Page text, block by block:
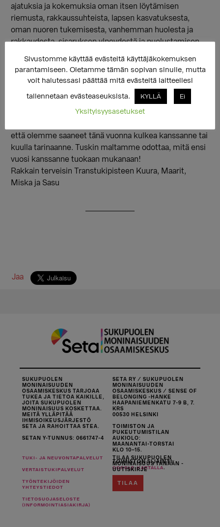
ajatuksia ja kokemuksia oman itsen löytämisen
riemusta, rakkaussuhteista, lapsen kasvatuksesta,
oman nuoren tukemisesta, vanhemman huolesta ja
rakkaudesta, sisaruksen ylpeydestä ja puolustamisen
ammattilaisen kanssa. Olette kuunnelleet ja kertoneet,
koskettaneet toinen toistenne sisimpiä, olleet
toisillenne turvana hädän hetkellä ja antaneet lohtua ja
toivoa ja löytäneet yhdessä uusia huikeita tapoja olla
että olemme saaneet tänä vuonna kulkea kanssanne tai
kuulla tarinaanne. Tuskin maltamme odottaa, mitä ensi
vuosi kanssanne tuokaan mukanaan!
Rakkain terveisin Transtukipisteen Kuura, Maarit,
Miska ja Sasu
Jaa
SUKUPUOLEN
MONINAISUUDEN
OSAAMISKESKUS TARJOAA
TUKEA JA TIETOA KAIKILLE,
JOITA SUKUPUOLEN
MONINAISUUS KOSKETTAA.
MEITÄ YLLÄPITÄÄ
IHMISOIKEUSJÄRJESTÖ
SETA JA RAHOITTAA STEA.
SETAN Y-TUNNUS: 0661747-4
SETA RY / SUKUPUOLEN
MONINAISUUDEN
OSAAMISKESKUS / SENSE OF
BELONGING -HANKE
HAAPANIEMENKATU 7-9 B, 7.
KRS
00530 HELSINKI
TOIMISTON JA
PUKEUTUMISTILAN
AUKIOLO:
MAANANTAI-TORSTAI
KLO 10–15.
TOIMISTON SIJAINTI
GOOGLE-KARTALLA
TUKI- JA NEUVONTAPALVELUT
VERTAISTUKIPALVELUT
TYÖNTEKIJÖIDEN
YHTEYSTIEDOT
TIETOSUOJASELOSTE
(INFORMOINTIASIAKIRJA)
TILAA SUKUPUOLEN
MONINAISUUS TÄNÄÄN -
UUTISKIRJE
TILAA
Sivustomme käyttää evästeitä käyttäjäkokemuksen
parantamiseen. Oletamme tämän sopivan sinulle, mutta
voit halutessasi päättää mitä evästeitä laitteellesi
tallennetaan evästeaseuksista. KYLLÄ Ei
Yksityisyysasetukset